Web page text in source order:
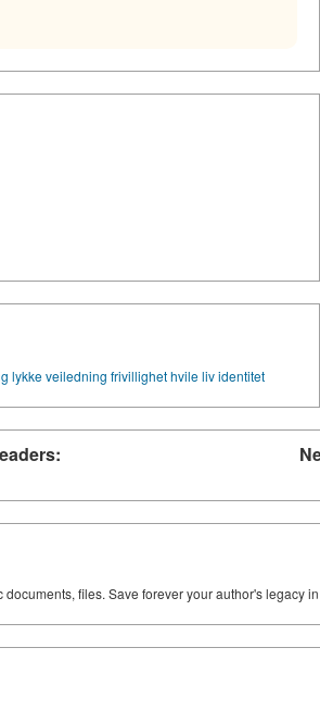
lykkeveiledning frivillighethvilelividentitet
files. Save forever your author's legacy